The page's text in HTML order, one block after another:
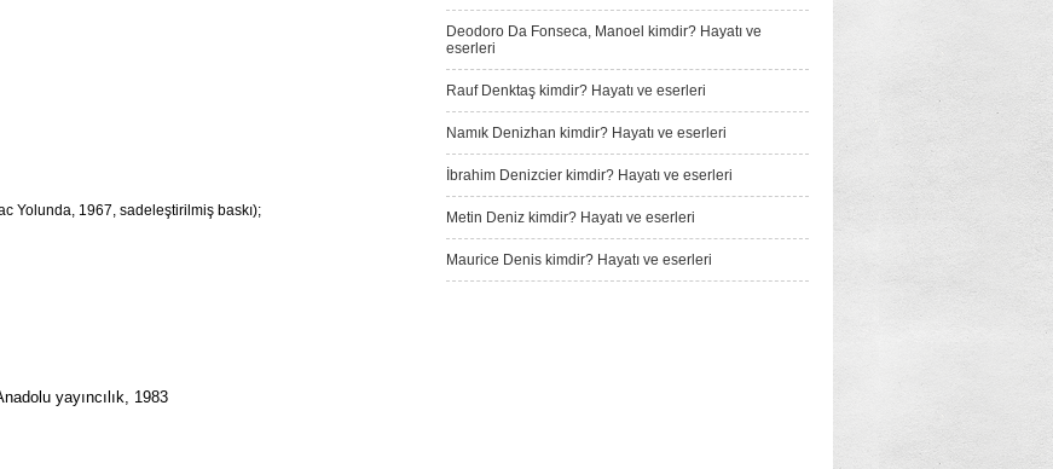
Yolunda, 1967, sadeleştirilmiş baskı);
yayıncılık, 1983
Deodoro Da Fonseca, Manoel kimdir? Hayatı ve
eserleri
Rauf Denktaş kimdir? Hayatı ve eserleri
Namık Denizhan kimdir? Hayatı ve eserleri
İbrahim Denizcier kimdir? Hayatı ve eserleri
Metin Deniz kimdir? Hayatı ve eserleri
Maurice Denis kimdir? Hayatı ve eserleri